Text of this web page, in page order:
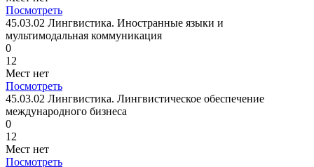
Посмотреть
45.03.02 Лингвистика. Иностранные языки и
мультимодальная коммуникация
0
12
Мест нет
Посмотреть
45.03.02 Лингвистика. Лингвистическое обеспечение
международного бизнеса
0
12
Мест нет
Посмотреть